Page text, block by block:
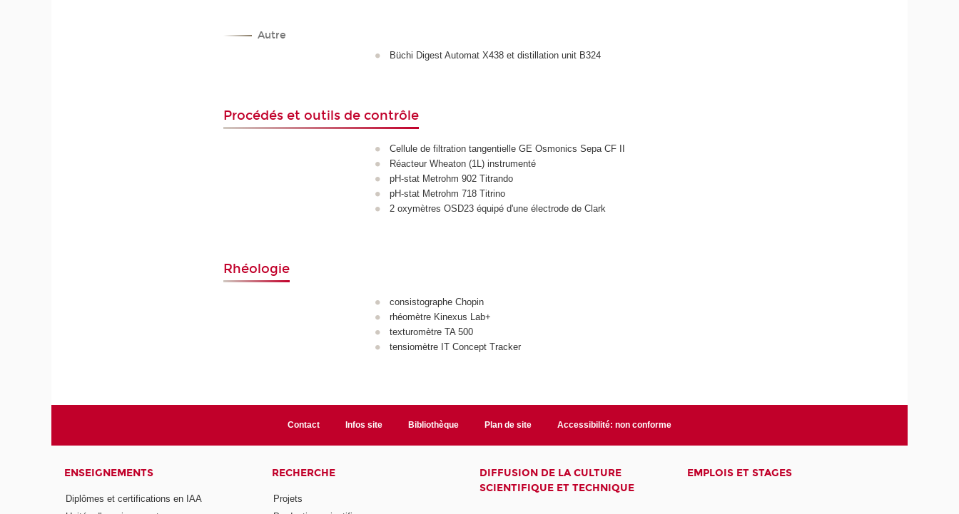
Autre
Büchi Digest Automat X438 et distillation unit B324
Procédés et outils de contrôle
Cellule de filtration tangentielle GE Osmonics Sepa CF II
Réacteur Wheaton (1L) instrumenté
pH-stat Metrohm 902 Titrando
pH-stat Metrohm 718 Titrino
2 oxymètres OSD23 équipé d'une électrode de Clark
Rhéologie
consistographe Chopin
rhéomètre Kinexus Lab+
texturomètre TA 500
tensiomètre IT Concept Tracker
Contact Infos site Bibliothèque Plan de site Accessibilité: non conforme
ENSEIGNEMENTS
Diplômes et certifications en IAA
RECHERCHE
Projets
DIFFUSION DE LA CULTURE
SCIENTIFIQUE ET TECHNIQUE
EMPLOIS ET STAGES